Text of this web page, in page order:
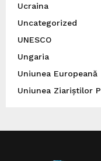
Ucraina
Uncategorized
UNESCO
Ungaria
Uniunea Europeană
Uniunea Ziariștilor